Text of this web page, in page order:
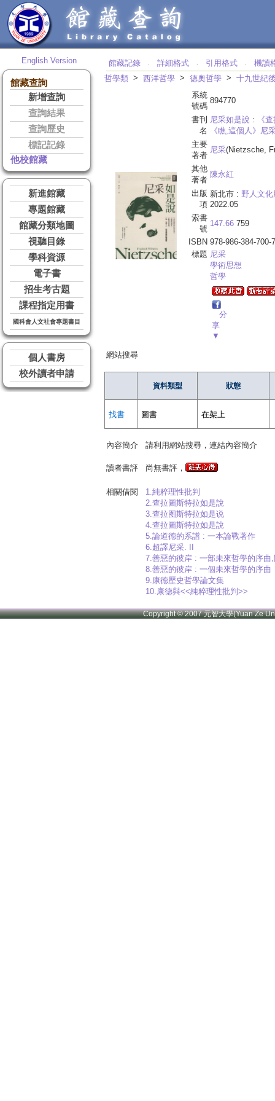
English Version
館藏查詢
新增查詢
查詢結果
查詢歷史
標記記錄
他校館藏
新進館藏
專題館藏
館藏分類地圖
視聽目錄
學科資源
電子書
招生考古題
課程指定用書
國科會人文社會專題書目
個人書房
校外讀者申請
館藏記錄 ‧ 詳細格式 ‧ 引用格式 ‧
機讀
哲學類 > 西洋哲學 > 德奧哲學 > 十九世紀
系統
號碼
894770
書刊
名
尼采如是說 :
《
《瞧,這個人》尼
主要
著者
尼采(Nietzsche,
其他
著者
陳永紅
出版
項
新北市 : 野人文
2022.05
索書
號
147.66 759
ISBN 978-986-384-700-7
標題 尼采
學術思想
哲學
分
享
▼
網站搜尋
資料類型 狀態
找書 圖書 在架上
內容簡介 請利用網站搜尋，連結內容簡介
讀者書評 尚無書評，
相關借閱
1.純粹理性批判
2.查拉圖斯特拉如是說
3.查拉图斯特拉如是说
4.查拉圖斯特拉如是說
5.論道德的系譜 : 一本論戰著作
6.超譯尼采. II
7.善惡的彼岸 : 一部未來哲學的序曲
8.善惡的彼岸 : 一個未來哲學的序曲
9.康德歷史哲學論文集
10.康德與<<純粹理性批判>>
Copyright © 2007 元智大學(Yuan Ze